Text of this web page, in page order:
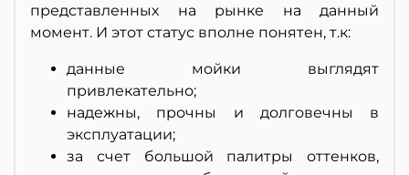
представленных на рынке на данный
момент. И этот статус вполне понятен, т.к:
данные мойки выглядят
привлекательно;
надежны, прочны и долговечны в
эксплуатации;
за счет большой палитры оттенков,